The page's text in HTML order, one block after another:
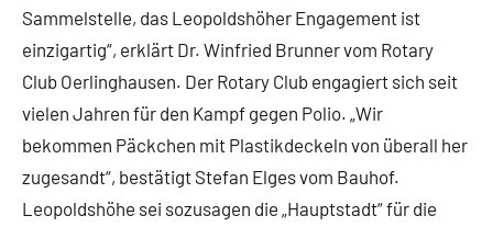
Sammelstelle, das Leopoldshöher Engagement ist
einzigartig“, erklärt Dr. Winfried Brunner vom Rotary
Club Oerlinghausen. Der Rotary Club engagiert sich seit
vielen Jahren für den Kampf gegen Polio. „Wir
bekommen Päckchen mit Plastikdeckeln von überall her
zugesandt“, bestätigt Stefan Elges vom Bauhof.
Leopoldshöhe sei sozusagen die „Hauptstadt“ für die